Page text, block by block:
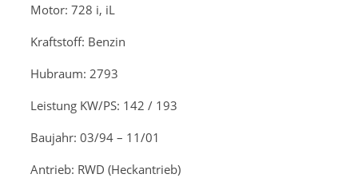
Motor: 728 i, iL
Kraftstoff: Benzin
Hubraum: 2793
Leistung KW/PS: 142 / 193
Baujahr: 03/94 – 11/01
Antrieb: RWD (Heckantrieb)